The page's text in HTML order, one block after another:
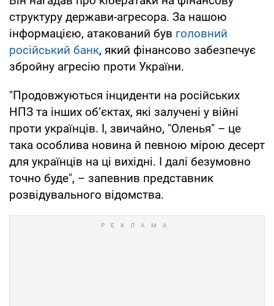
структуру держави-агресора. За нашою
інформацією, атакований був головний
російський банк, який фінансово забезпечує
збройну агресію проти України.
"Продовжуються інциденти на російських
НПЗ та інших об’єктах, які залучені у війні
проти українців. І, звичайно, "Оленья" – це
така особлива новина й певною мірою десерт
для українців на ці вихідні. І далі безумовно
точно буде", – запевнив представник
розвідувального відомства.